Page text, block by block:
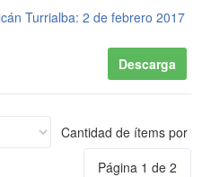
Turrialba: 2 de febrero 2017
Descarga
Cantidad de ítems por
Página 1 de 2